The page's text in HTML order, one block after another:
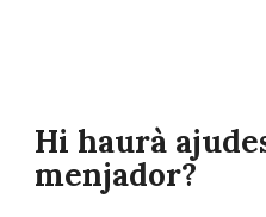
Hi haurà
menjador?